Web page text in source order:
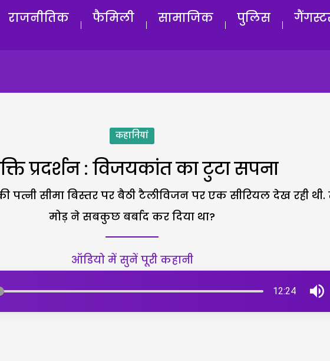
राजनीतिक फैमिली सामाजिक पुलिस
कहानियां
प्रदर्शन : विजयकांत का टुटा सपना
सीमा बिस्तर पर बैठी टैलीविजन पर एक सीरियल देख रही
मोड़ ने सबकुछ बर्बाद कर दिया था?
ऑडियो में सुनें पूरी कहानी
12:24